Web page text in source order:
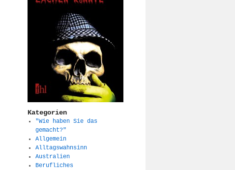
Kategorien
"Wie haben Sie das
gemacht?"
Allgemein
Alltagswahnsinn
Australien
Berufliches